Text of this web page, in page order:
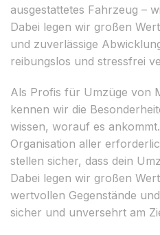
ausgestattetes Fahrzeug –
Dabei legen wir großen
und zuverlässige
reibungslos und stressfrei
Als Profis für Umzüge von
kennen wir die
wissen, worauf es
Organisation aller
stellen sicher, dass dein
Dabei legen wir großen
wertvollen Gegenstände
sicher und unversehrt am